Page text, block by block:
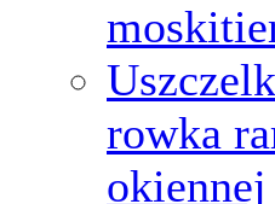
rowka
okiennej